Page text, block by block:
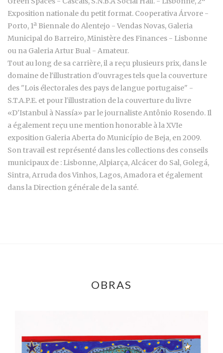
Exposition nationale du petit format. Cooperativa Árvore -
Porto, 1ª Biennale do Alentejo - Vendas Novas, Galeria
Municipal do Barreiro,Ministère des Finances - Lisbonne
ou na Galeria Artur Bual - Amateur.
Tout au long de sa carrière, il a reçu plusieurs prix, dans le
domaine de l'illustration d'ouvrages tels que la couverture
des "Lois électorales des pays de langue portugaise" -
S.T.A.P.E. et pour l'illustration de la couverture du livre
«D'Istanbul à Nassía» par le journaliste Antônio Rosendo. Il
a également reçu une mention honorable à la XVIe
exposition Galeria Aberta do Município de Beja, en 2009.
Son travail est représenté dans les collections des conseils
municipaux de : Lisbonne, Alpiarça, Alcácer do Sal, Golegá,
Sintra, Arruda dos Vinhos, Lagos, Amadora et également
dans la Direction générale de la santé.
OBRAS